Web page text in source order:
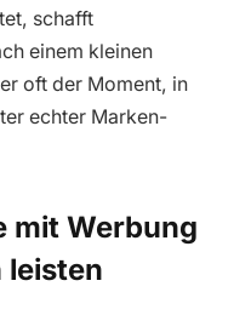
schafft
einem kleinen
oft der Moment, in
echter Marken-
mit Werbung
leisten